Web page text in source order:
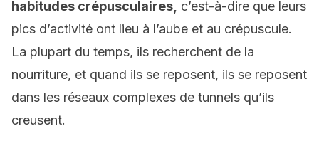
habitudes crépusculaires, c’est-à-dire que leurs
pics d’activité ont lieu à l’aube et au crépuscule.
La plupart du temps, ils recherchent de la
nourriture, et quand ils se reposent, ils se reposent
dans les réseaux complexes de tunnels qu’ils
creusent.